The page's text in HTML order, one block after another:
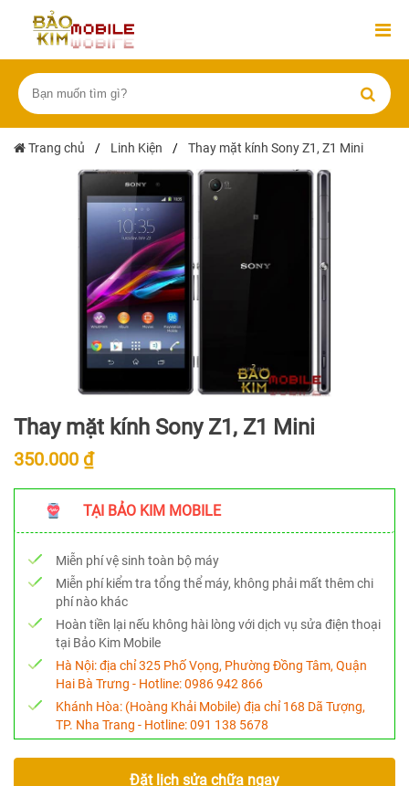
Trang chủ / Linh Kiện / Thay mặt kính Sony Z1, Z1 Mini
Thay mặt kính Sony Z1, Z1 Mini
350.000 ₫
TẠI BẢO KIM MOBILE
Miễn phí vệ sinh toàn bộ máy
Miễn phí kiểm tra tổng thể máy, không phải mất thêm chi
phí nào khác
Hoàn tiền lại nếu không hài lòng với dịch vụ sửa điện thoại
tại Bảo Kim Mobile
Hà Nội:địa chỉ 325 Phố Vọng, Phường Đồng Tâm, Quận
Hai Bà Trưng - Hotline:0986 942 866
Khánh Hòa: (Hoàng Khải Mobile) địa chỉ 168 Dã Tượng,
TP. Nha Trang - Hotline:091 138 5678
Đặt lịch sửa chữa ngay